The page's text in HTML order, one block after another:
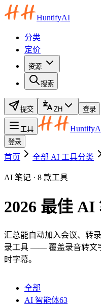
HuntifyAI
分类
定价
资源
搜索
提交 ZH 登录
工具
登录
首页 全部 AI 工具分类
AI 笔记 · 8 款工具
2026 最佳 AI
汇总能自动加入会议、转
录工具 —— 覆盖录音转文
时字幕。
全部
AI 智能体63